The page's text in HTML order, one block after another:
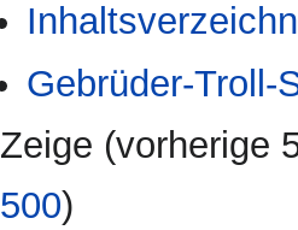
Gebrüder-Troll-
Zeige (vorherige
500)